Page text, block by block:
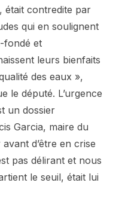
était contredite par
qui en soulignent
fondé et
leurs bienfaits
des eaux »,
le député. L’urgence
un dossier
Garcia, maire du
d’être en crise
pas délirant et nous
le seuil, était lui